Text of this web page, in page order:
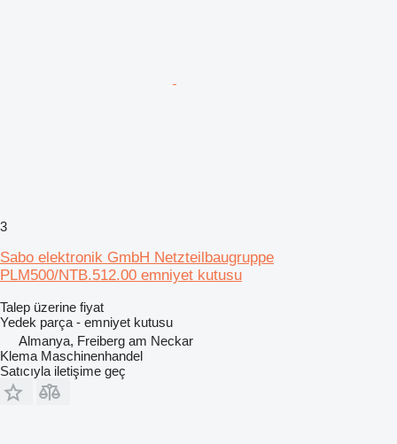
3
Sabo elektronik GmbH Netzteilbaugruppe
PLM500/NTB.512.00 emniyet kutusu
Talep üzerine fiyat
Yedek parça - emniyet kutusu
Almanya, Freiberg am Neckar
Klema Maschinenhandel
Satıcıyla iletişime geç